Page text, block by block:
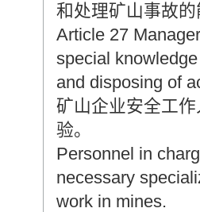
和处理矿山事故
Article 27
special
and disposing of
矿山企业安全工
验。
Personnel in
necessary
work in mines.